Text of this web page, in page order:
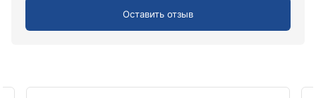
Оставить отзыв